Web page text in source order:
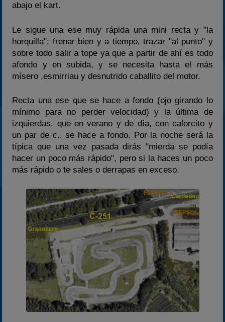
abajo el kart.
Le sigue una ese muy rápida una mini recta y "la
horquilla"; frenar bien y a tiempo, trazar "al punto" y
sobre todo salir a tope ya que a partir de ahí es todo
afondo y en subida, y se necesita hasta el más
mísero ,esmirriau y desnutrido caballito del motor.
Recta una ese que se hace a fondo (ojo girando lo
mínimo para no perder velocidad) y la última de
izquierdas, que en verano y de día, con calorcito y
un par de c.. se hace a fondo. Por la noche será la
típica que una vez pasada dirás "mierda se podía
hacer un poco más rápido", pero si la haces un poco
más rápido o te sales o derrapas en exceso.